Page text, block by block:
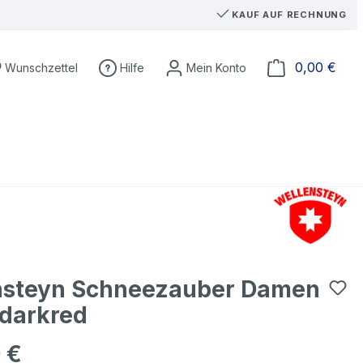
KAUF AUF RECHNUNG
Wunschzettel Hilfe 0,00 €
Schneezauber Damen
€